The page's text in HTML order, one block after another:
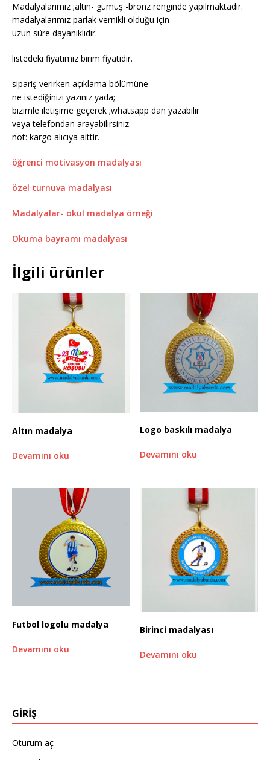
Madalyalarımız ;altın- gümüş -bronz renginde yapılmaktadır.
madalyalarımız parlak vernikli olduğu için
uzun süre dayanıklıdır.
listedeki fiyatımız birim fiyatıdır.
sipariş verirken açıklama bölümüne
ne istediğinizi yazınız yada;
bizimle iletişime geçerek ;whatsapp dan yazabilir
veya telefondan arayabilirsiniz.
not: kargo alıcıya aittir.
öğrenci motivasyon madalyası
özel turnuva madalyası
Madalyalar- okul madalya örneği
Okuma bayramı madalyası
İlgili ürünler
Altın madalya
Devamını oku
Logo baskılı madalya
Devamını oku
Futbol logolu madalya
Devamını oku
Birinci madalyası
Devamını oku
GİRİŞ
Oturum aç